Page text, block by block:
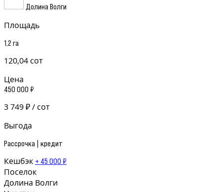
Долина Волги
Площадь
1,2 га
120,04 сот
Цена
450 000 ₽
3 749 ₽ / сот
Выгода
Рассрочка | кредит
Кешбэк + 45 000 ₽
Поселок
Долина Волги